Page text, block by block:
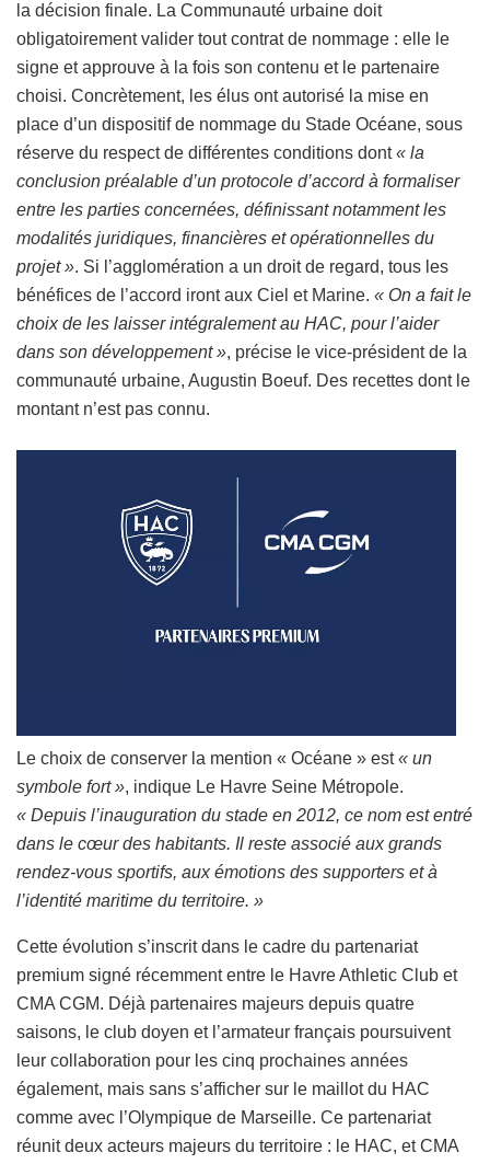
la décision finale. La Communauté urbaine doit
obligatoirement valider tout contrat de nommage : elle le
signe et approuve à la fois son contenu et le partenaire
choisi. Concrètement, les élus ont autorisé la mise en
place d’un dispositif de nommage du Stade Océane, sous
réserve du respect de différentes conditions dont« la
conclusion préalable d’un protocole d’accord à formaliser
entre les parties concernées, définissant notamment les
modalités juridiques, financières et opérationnelles du
projet ». Si l’agglomération a un droit de regard, tous les
bénéfices de l’accord iront aux Ciel et Marine. « On a fait le
choix de les laisser intégralement au HAC, pour l’aider
dans son développement », précise le vice-président de la
communauté urbaine, Augustin Boeuf. Des recettes dont le
montant n’est pas connu.
Le choix de conserver la mention « Océane » est« un
symbole fort », indique Le Havre Seine Métropole.
« Depuis l’inauguration du stade en 2012, ce nom est entré
dans le cœur des habitants. Il reste associé aux grands
rendez-vous sportifs, aux émotions des supporters et à
l’identité maritime du territoire. »
Cette évolution s’inscrit dans le cadre du partenariat
premium signé récemment entre le Havre Athletic Club et
CMA CGM. Déjà partenaires majeurs depuis quatre
saisons, le club doyen et l’armateur français poursuivent
leur collaboration pour les cinq prochaines années
également, mais sans s’afficher sur le maillot du HAC
comme avec l’Olympique de Marseille. Ce partenariat
réunit deux acteurs majeurs du territoire : le HAC, et CMA